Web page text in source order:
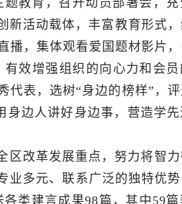
教育，召开动员部署会，
新活动载体，丰富教育形式
播，集体观看爱国题材影片
效增强组织的向心力和会
代表，选树“身边的榜样”，
边人讲好身边事，营造学
区改革发展重点，努力将智
业多元、联系广泛的独特优
类建言成果98篇，其中59